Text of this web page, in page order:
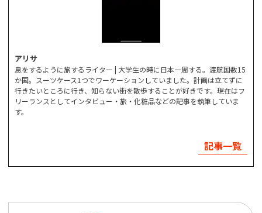
アリサ
息をするように旅するライター | 大学生の時に日本一周する。渡航国数15
か国。スーツケース1つでワーケーションしていました。計画は立てずに
行きたいところに行き、知らない街を散歩することが好きです。現在はフ
リーランスとしてインタビュー・旅・化粧品などの記事を執筆していま
す。
記事一覧